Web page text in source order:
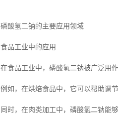
磷酸氢二钠的主要应用领域
食品工业中的应用
在食品工业中，磷酸氢二钠被广泛用
例如，在烘焙食品中，它可以帮助调
同时，在肉类加工中，磷酸氢二钠能